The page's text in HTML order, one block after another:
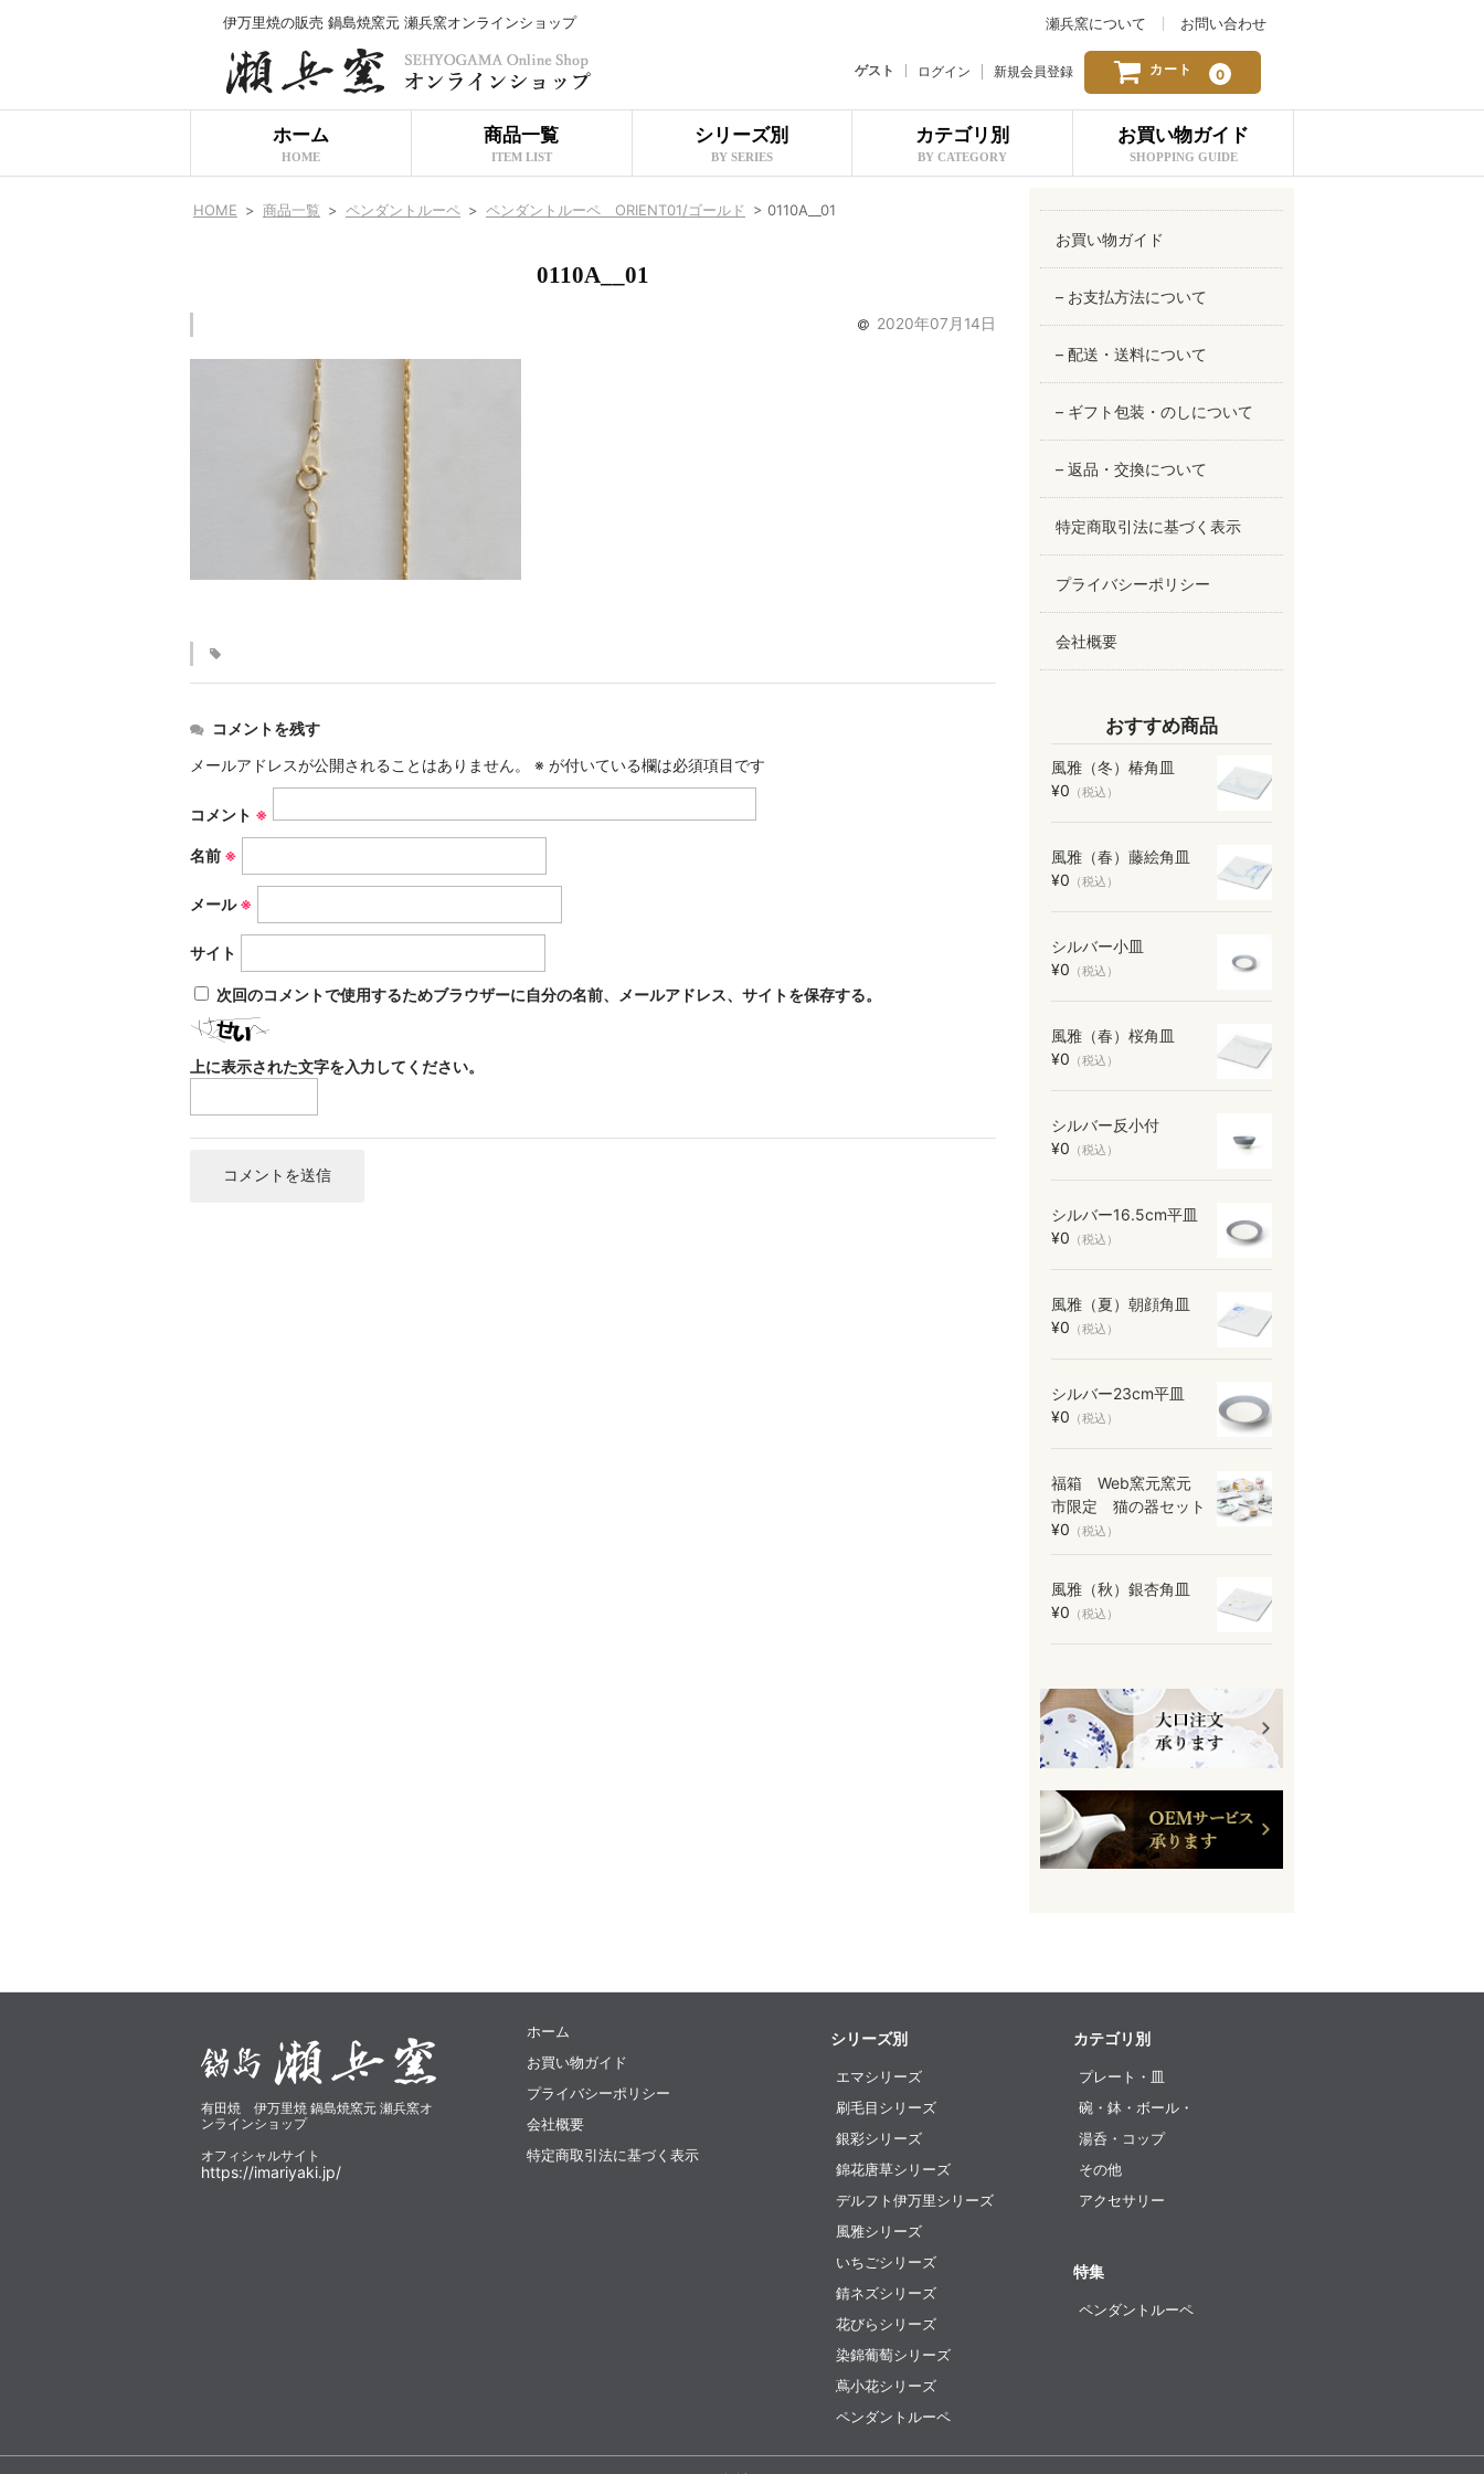
伊万里焼の販売 鍋島焼窯元 瀬兵窯オンラインショップ 瀬兵窯について お問い合わせ
ゲスト ログイン 新規会員登録 カート 0
ホーム
HOME
商品一覧
ITEM LIST
シリーズ別
BY SERIES
カテゴリ別
BY CATEGORY
お買い物ガイド
SHOPPING GUIDE
HOME > 商品一覧 > ペンダントルーペ > ペンダントルーペ ORIENT01/ゴールド > 0110A__01
0110A__01
2020年07月14日
コメントを残す
メールアドレスが公開されることはありません。
※ が付いている欄は必須項目です
コメント ※
名前 ※
メール※
サイト
次回のコメントで使用するためブラウザーに自分の名前、メールアドレス、サイトを保存する。
上に表示された文字を入力してください。
お買い物ガイド
– お支払方法について
– 配送・送料について
– ギフト包装・のしについて
– 返品・交換について
特定商取引法に基づく表示
プライバシーポリシー
会社概要
おすすめ商品
風雅（冬）椿角皿
¥0 （税込）
風雅（春）藤絵角皿
¥0 （税込）
シルバー小皿
¥0 （税込）
風雅（春）桜角皿
¥0 （税込）
シルバー反小付
¥0 （税込）
シルバー16.5cm平皿
¥0 （税込）
風雅（夏）朝顔角皿
¥0 （税込）
シルバー23cm平皿
¥0 （税込）
福箱 Web窯元窯元
市限定 猫の器セット
¥0 （税込）
風雅（秋）銀杏角皿
¥0 （税込）
有田焼 伊万里焼 鍋島焼窯元 瀬兵窯オ
ンラインショップ
オフィシャルサイト
https://imariyaki.jp/
ホーム
お買い物ガイド
プライバシーポリシー
会社概要
特定商取引法に基づく表示
シリーズ別
エマシリーズ
刷毛目シリーズ
銀彩シリーズ
錦花唐草シリーズ
デルフト伊万里シリーズ
風雅シリーズ
いちごシリーズ
錆ネズシリーズ
花びらシリーズ
染錦葡萄シリーズ
蔦小花シリーズ
ペンダントルーペ
カテゴリ別
プレート・皿
碗・鉢・ボール・
湯呑・コップ
その他
アクセサリー
特集
ペンダントルーペ